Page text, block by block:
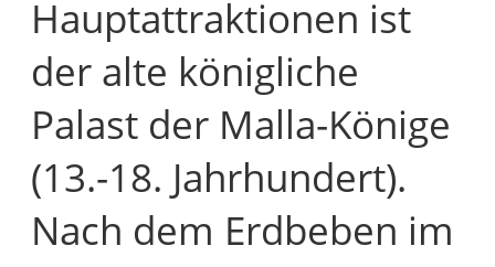
Hauptattraktionen ist
der alte königliche
Palast der Malla-Könige
(13.-18. Jahrhundert).
Nach dem Erdbeben im